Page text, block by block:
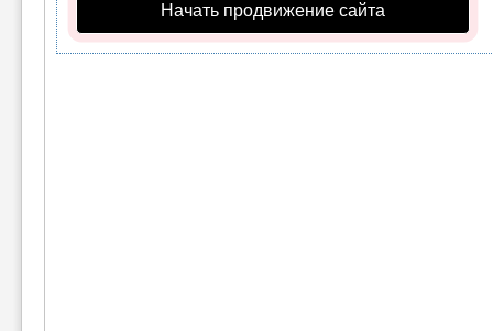
Начать продвижение сайта